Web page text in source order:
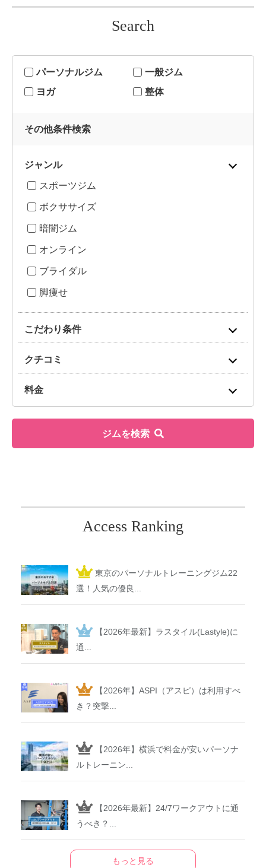
Search
パーソナルジム
一般ジム
ヨガ
整体
その他条件検索
ジャンル
スポーツジム
ボクササイズ
暗闇ジム
オンライン
ブライダル
脚痩せ
こだわり条件
クチコミ
料金
ジムを検索
Access Ranking
東京のパーソナルトレーニングジム22
選！人気の優良...
【2026年最新】ラスタイル(Lastyle)に
通...
【2026年】ASPI（アスピ）は利用すべ
き？突撃...
【2026年】横浜で料金が安いパーソナ
ルトレーニン...
【2026年最新】24/7ワークアウトに通
うべき？...
もっと見る